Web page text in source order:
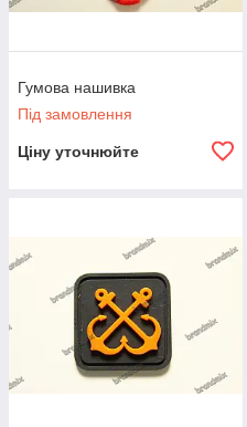
Гумова нашивка
Під замовлення
Ціну уточнюйте